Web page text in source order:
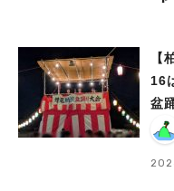
【
16
盆